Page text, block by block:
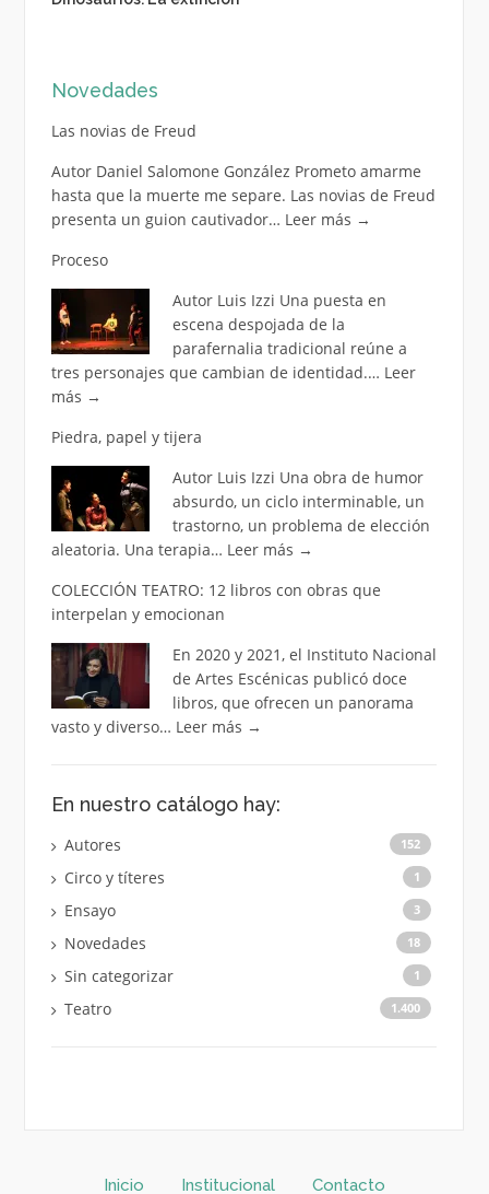
Novedades
Las novias de Freud
Autor Daniel Salomone González Prometo amarme
hasta que la muerte me separe. Las novias de Freud
presenta un guion cautivador… Leer más →
Proceso
Autor Luis Izzi Una puesta en
escena despojada de la
parafernalia tradicional reúne a
tres personajes que cambian de identidad.… Leer
más →
Piedra, papel y tijera
Autor Luis Izzi Una obra de humor
absurdo, un ciclo interminable, un
trastorno, un problema de elección
aleatoria. Una terapia… Leer más →
COLECCIÓN TEATRO: 12 libros con obras que
interpelan y emocionan
En 2020 y 2021, el Instituto Nacional
de Artes Escénicas publicó doce
libros, que ofrecen un panorama
vasto y diverso… Leer más →
En nuestro catálogo hay:
Autores 152
Circo y títeres 1
Ensayo 3
Novedades 18
Sin categorizar 1
Teatro 1.400
Inicio Institucional Contacto